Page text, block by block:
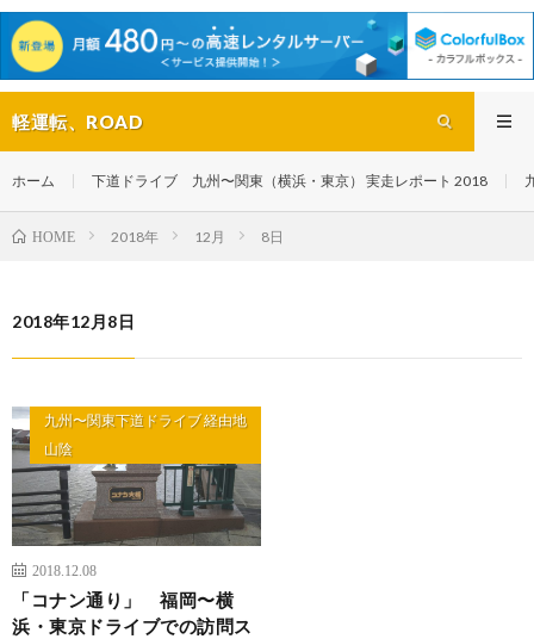
軽運転、ROAD
ホーム 下道ドライブ 九州〜関東（横浜・東京） 実走レポート 2018
HOME 2018年 12月 8日
2018年12月8日
九州〜関東下道ドライブ 経由地
山陰
2018.12.08
「コナン通り」 福岡〜横
浜・東京ドライブでの訪問ス